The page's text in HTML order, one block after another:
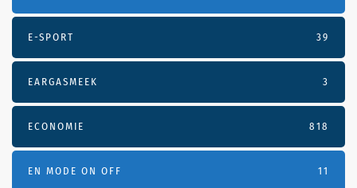
E-SPORT 39
EARGASMEEK 3
ECONOMIE 818
EN MODE ON OFF 11